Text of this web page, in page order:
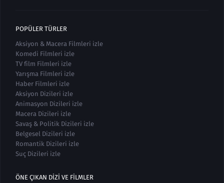
POPÜLER TÜRLER
Aksiyon & Macera Filmleri izle
Komedi Filmleri izle
TV film Filmleri izle
Yarışma Filmleri izle
Haber Filmleri izle
Aksiyon Dizileri izle
Animasyon Dizileri izle
Macera Dizileri izle
Savaş & Politik Dizileri izle
Belgesel Dizileri izle
Romantik Dizileri izle
Suç Dizileri izle
ÖNE ÇIKAN DIZI VE FILMLER